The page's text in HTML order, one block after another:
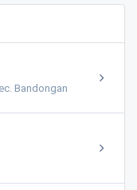
Bandongan